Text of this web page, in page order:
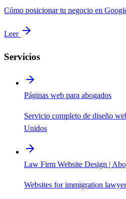
Cómo posicionar tu negocio en
Leer
Servicios
Páginas web para abogados
Servicio completo de diseño
Unidos
Law Firm Website Design |
Websites for immigration